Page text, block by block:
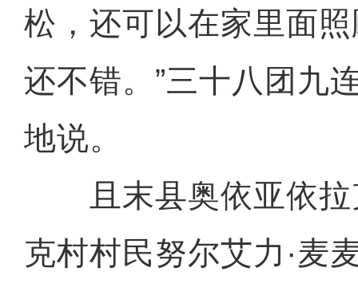
松，还可以在家里面
还不错。”三十八团九
地说。
且末县奥依亚依拉
克村村民努尔艾力·麦